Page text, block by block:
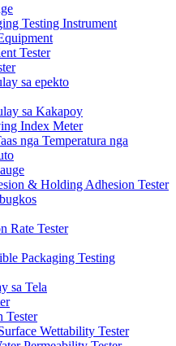
Testing Instrument
Tester
sa epekto
sa Kakapoy
Index Meter
nga Temperatura nga
& Holding Adhesion Tester
Rate Tester
Packaging Testing
sa Tela
Tester
Wettability Tester